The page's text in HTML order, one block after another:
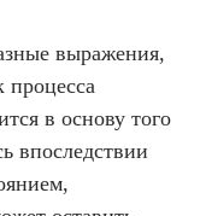
выражения,
процесса
в основу того
впоследствии